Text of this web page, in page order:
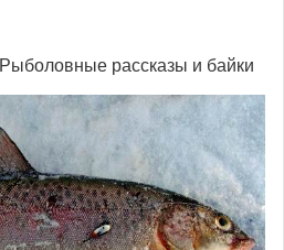
Рыболовные рассказы и байки